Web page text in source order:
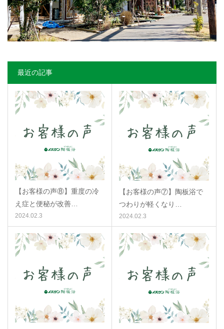
最近の記事
【お客様の声⑧】重度の冷
え症と便秘が改善…
2024.02.3
【お客様の声⑦】陶板浴で
つわりが軽くなり…
2024.02.3